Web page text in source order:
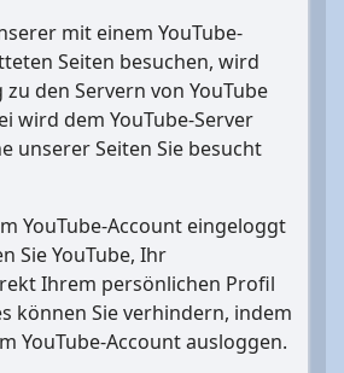
mit einem YouTube-
Seiten besuchen, wird
den Servern von YouTube
wird dem YouTube-Server
unserer Seiten Sie besucht
YouTube-Account eingeloggt
Sie YouTube, Ihr
Ihrem persönlichen Profil
können Sie verhindern, indem
YouTube-Account ausloggen.